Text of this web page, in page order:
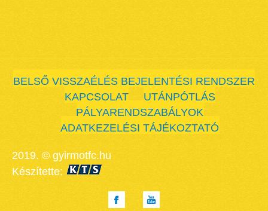
BELSŐ VISSZAÉLÉS BEJELENTÉSI RENDSZER
KAPCSOLAT
UTÁNPÓTLÁS
PÁLYARENDSZABÁLYOK
ADATKEZELÉSI TÁJÉKOZTATÓ
2019. © gyirmotfc.hu
Készítette: